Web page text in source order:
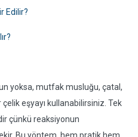
Edilir?
yoksa, mutfak musluğu, çatal,
çelik eşyayı kullanabilirsiniz. Tek
çünkü reaksiyonun